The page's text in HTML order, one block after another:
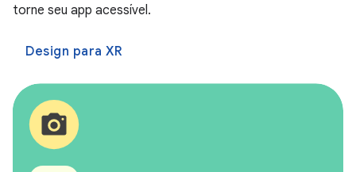
torne seu app acessível.
Design para XR